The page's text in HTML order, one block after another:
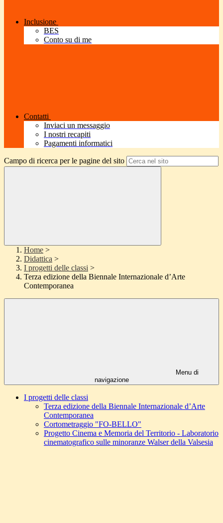
Inclusione
BES
Conto su di me
Contatti
Inviaci un messaggio
I nostri recapiti
Pagamenti informatici
Campo di ricerca per le pagine del sito
Home >
Didattica >
I progetti delle classi >
Terza edizione della Biennale Internazionale d’Arte
Contemporanea
Menu di
navigazione
I progetti delle classi
Terza edizione della Biennale Internazionale d’Arte
Contemporanea
Cortometraggio "FO-BELLO"
Progetto Cinema e Memoria del Territorio - Laboratorio
cinematografico sulle minoranze Walser della Valsesia